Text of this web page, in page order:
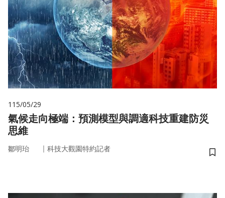
115/05/29
氣候走向極端：預測模型與調適科技重建防災
思維
鄒明珆 ｜ 科技大觀園特約記者
儲